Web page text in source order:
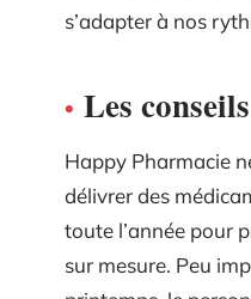
s’adapter à nos
Les
Happy Pharmacie
délivrer des
toute l’année pour
sur mesure. Peu